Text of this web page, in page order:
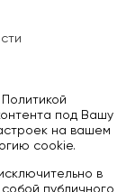
под Вашу
на вашем
cookie.
в
публичного